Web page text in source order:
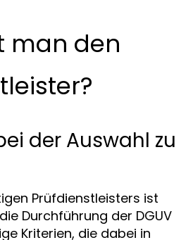
man den
der Auswahl zu
Prüfdienstleisters ist
Durchführung der DGUV
Kriterien, die dabei in